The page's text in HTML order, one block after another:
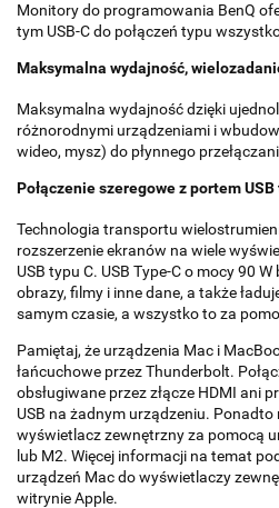
Monitory do programowania BenQ
tym USB-C do połączeń typu
Maksymalna wydajność,
Maksymalna wydajność dzięki
różnorodnymi urządzeniami i
wideo, mysz) do płynnego
Połączenie szeregowe z portem USB
Technologia transportu
rozszerzenie ekranów na wiele
USB typu C. USB Type-C o mocy 90
obrazy, filmy i inne dane, a także
samym czasie, a wszystko to za
Pamiętaj, że urządzenia Mac i
łańcuchowe przez Thunderbolt.
obsługiwane przez złącze HDMI ani
USB na żadnym urządzeniu. Ponadto
wyświetlacz zewnętrzny za pomocą
lub M2. Więcej informacji na temat
urządzeń Mac do wyświetlaczy
witrynie Apple.